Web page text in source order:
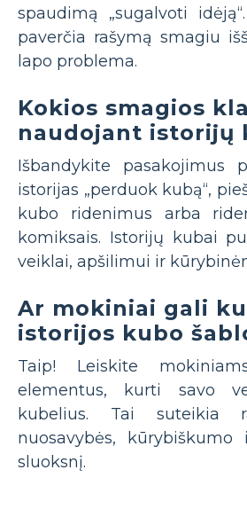
spaudimą „sugalvoti
paverčia rašymą smagiu
lapo problema.
Kokios smagios
naudojant istorijų
Išbandykite pasakojimus
istorijas „perduok kubą“,
kubo ridenimus arba
komiksais. Istorijų kubai
veiklai, apšilimui ir
Ar mokiniai gali
istorijos kubo
Taip! Leiskite
elementus, kurti savo
kubelius. Tai suteikia
nuosavybės, kūrybiškumo
sluoksnį.